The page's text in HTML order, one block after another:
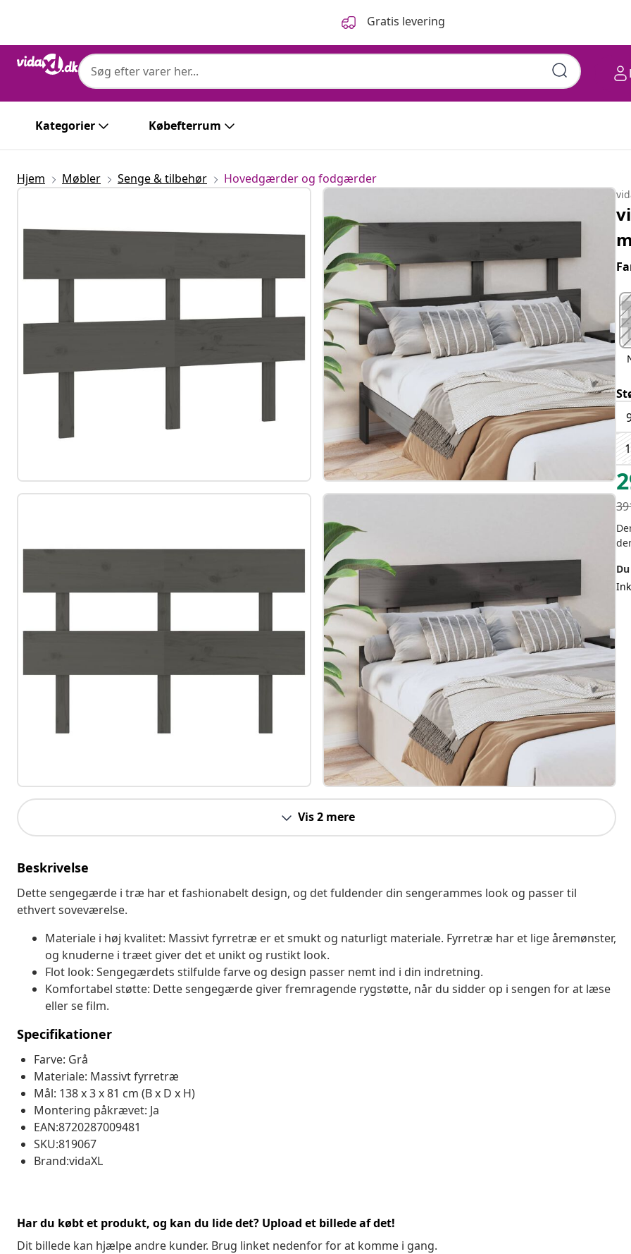
Gratis levering
Kategorier Købefterrum
Hjem Møbler Senge & tilbehør Hovedgærder og fodgærder
Vis 2 mere
Beskrivelse
Dette sengegærde i træ har et fashionabelt design, og det fuldender din sengerammes look og passer til
ethvert soveværelse.
Materiale i høj kvalitet: Massivt fyrretræ er et smukt og naturligt materiale. Fyrretræ har et lige åremønster,
og knuderne i træet giver det et unikt og rustikt look.
Flot look: Sengegærdets stilfulde farve og design passer nemt ind i din indretning.
Komfortabel støtte: Dette sengegærde giver fremragende rygstøtte, når du sidder op i sengen for at læse
eller se film.
Specifikationer
Farve: Grå
Materiale: Massivt fyrretræ
Mål: 138 x 3 x 81 cm (B x D x H)
Montering påkrævet: Ja
EAN:8720287009481
SKU:819067
Brand:vidaXL
Har du købt et produkt, og kan du lide det? Upload et billede af det!
Dit billede kan hjælpe andre kunder. Brug linket nedenfor for at komme i gang.